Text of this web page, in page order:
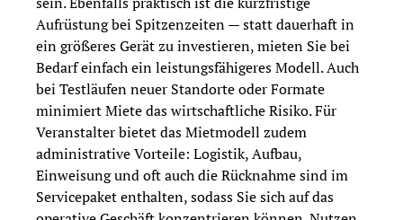
Aufrüstung bei Spitzenzeiten — statt dauerhaft in
ein größeres Gerät zu investieren, mieten Sie bei
Bedarf einfach ein leistungsfähigeres Modell. Auch
bei Testläufen neuer Standorte oder Formate
minimiert Miete das wirtschaftliche Risiko. Für
Veranstalter bietet das Mietmodell zudem
administrative Vorteile: Logistik, Aufbau,
Einweisung und oft auch die Rücknahme sind im
Servicepaket enthalten, sodass Sie sich auf das